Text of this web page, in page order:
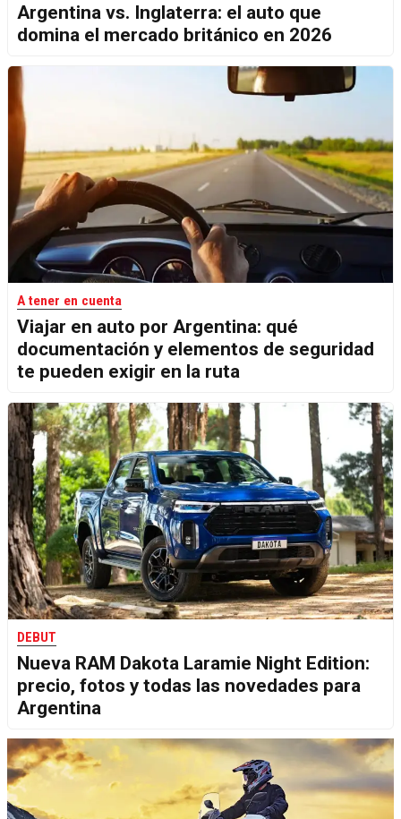
Argentina vs. Inglaterra: el auto que
domina el mercado británico en 2026
A tener en cuenta
Viajar en auto por Argentina: qué
documentación y elementos de seguridad
te pueden exigir en la ruta
DEBUT
Nueva RAM Dakota Laramie Night Edition:
precio, fotos y todas las novedades para
Argentina